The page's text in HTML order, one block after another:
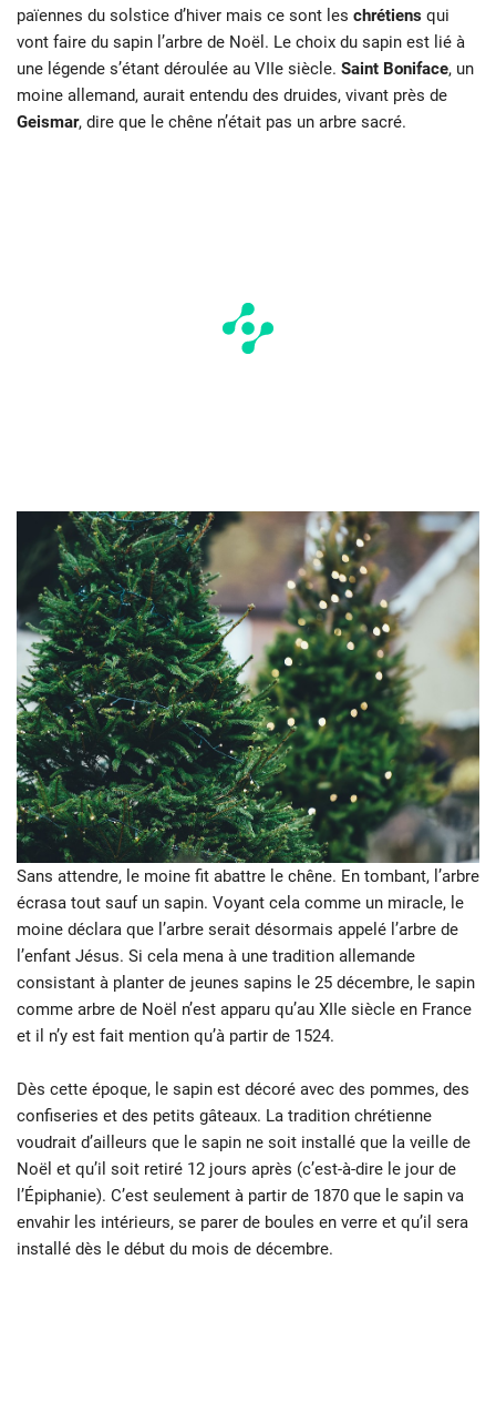
païennes du solstice d’hiver mais ce sont les chrétiens qui
vont faire du sapin l’arbre de Noël. Le choix du sapin est lié à
une légende s’étant déroulée au VIIe siècle. Saint Boniface, un
moine allemand, aurait entendu des druides, vivant près de
Geismar, dire que le chêne n’était pas un arbre sacré.
Sans attendre, le moine fit abattre le chêne. En tombant, l’arbre
écrasa tout sauf un sapin. Voyant cela comme un miracle, le
moine déclara que l’arbre serait désormais appelé l’arbre de
l’enfant Jésus. Si cela mena à une tradition allemande
consistant à planter de jeunes sapins le 25 décembre, le sapin
comme arbre de Noël n’est apparu qu’au XIIe siècle en France
et il n’y est fait mention qu’à partir de 1524.
Dès cette époque, le sapin est décoré avec des pommes, des
confiseries et des petits gâteaux. La tradition chrétienne
voudrait d’ailleurs que le sapin ne soit installé que la veille de
Noël et qu’il soit retiré 12 jours après (c’est-à-dire le jour de
l’Épiphanie). C’est seulement à partir de 1870 que le sapin va
envahir les intérieurs, se parer de boules en verre et qu’il sera
installé dès le début du mois de décembre.